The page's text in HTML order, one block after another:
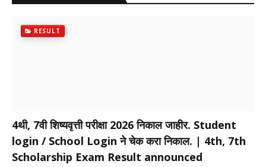
RESULT
4थी, 7वी शिष्यवृत्ती परीक्षा 2026 निकाल जाहीर. Student
login / School Login ने चेक करा निकाल. | 4th, 7th
Scholarship Exam Result announced